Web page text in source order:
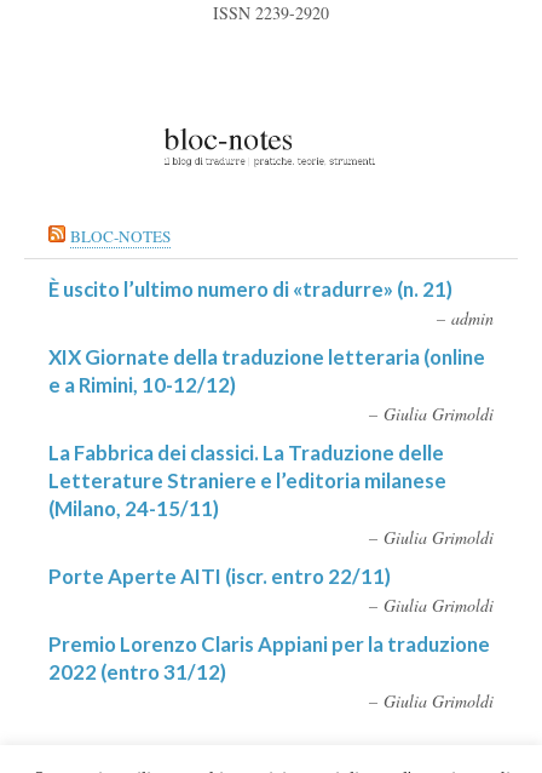
ISSN 2239-2920
BLOC-NOTES
È uscito l’ultimo numero di «tradurre» (n. 21)
admin
XIX Giornate della traduzione letteraria (online
e a Rimini, 10-12/12)
Giulia Grimoldi
La Fabbrica dei classici. La Traduzione delle
Letterature Straniere e l’editoria milanese
(Milano, 24-15/11)
Giulia Grimoldi
Porte Aperte AITI (iscr. entro 22/11)
Giulia Grimoldi
Premio Lorenzo Claris Appiani per la traduzione
2022 (entro 31/12)
Giulia Grimoldi